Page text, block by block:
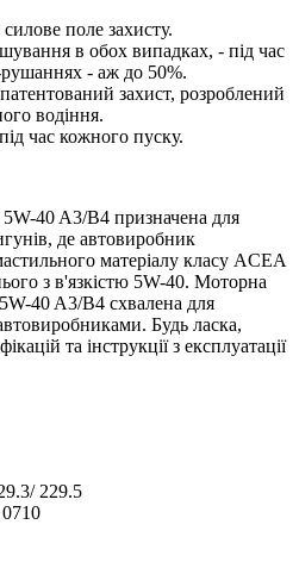
поле захисту.
в обох випадках, - під час
рушаннях - аж до 50%.
захист, розроблений
водіння.
час кожного пуску.
40 A3/B4 призначена для
де автовиробник
матеріалу класу ACEA
з в'язкістю 5W-40. Моторна
40 A3/B4 схвалена для
Будь ласка,
та інструкції з експлуатації
229.5